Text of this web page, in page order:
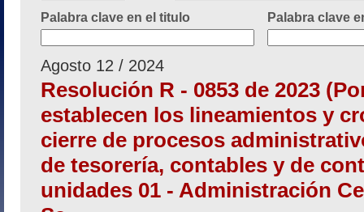
Palabra clave en el titulo Palabra clave
Agosto 12 / 2024
Resolución R - 0853 de 2023
establecen los lineamientos y
cierre de procesos
de tesorería, contables y de
unidades 01 - Administración